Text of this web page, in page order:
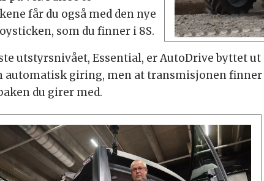
får du også med den nye
som du finner i 8S.
utstyrsnivået, Essential, er AutoDrive byttet
automatisk giring, men at transmisjonen finner
du girer med.